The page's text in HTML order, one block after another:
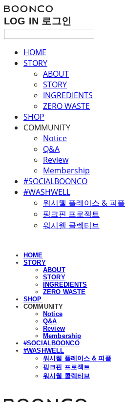
LOG IN 로그인
HOME
STORY
ABOUT
STORY
INGREDIENTS
ZERO WASTE
SHOP
COMMUNITY
Notice
Q&A
Review
Membership
#SOCIALBOONCO
#WASHWELL
워시웰 플레이스 & 피플
핑크핀 프로젝트
워시웰 콜렉티브
HOME
STORY
ABOUT
STORY
INGREDIENTS
ZERO WASTE
SHOP
COMMUNITY
Notice
Q&A
Review
Membership
#SOCIALBOONCO
#WASHWELL
워시웰 플레이스 & 피플
핑크핀 프로젝트
워시웰 콜렉티브